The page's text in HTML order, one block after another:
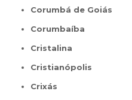
Corumbá de Goiás
Corumbaíba
Cristalina
Cristianópolis
Crixás